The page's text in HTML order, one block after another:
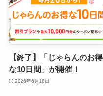
【終了】「じゃらんのお得
な10日間」が開催！
2026年6月18日